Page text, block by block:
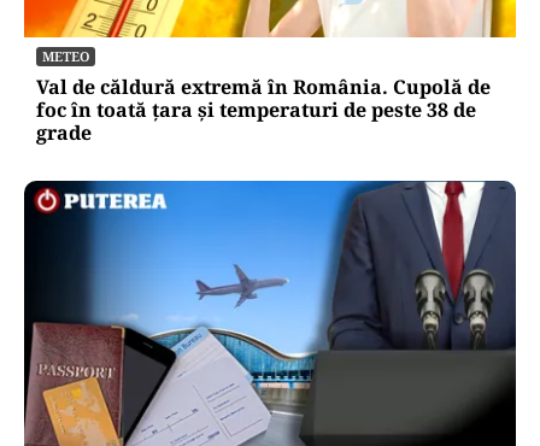
METEO
Val de căldură extremă în România. Cupolă de
foc în toată țara și temperaturi de peste 38 de
grade